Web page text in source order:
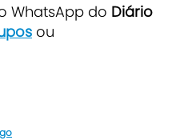
WhatsApp do Diário
ou